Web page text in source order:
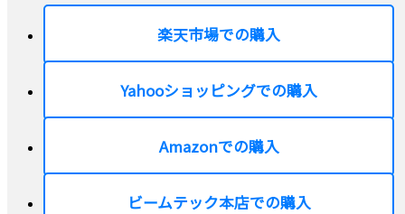
楽天市場での購入
Yahooショッピングでの購入
Amazonでの購入
ビームテック本店での購入